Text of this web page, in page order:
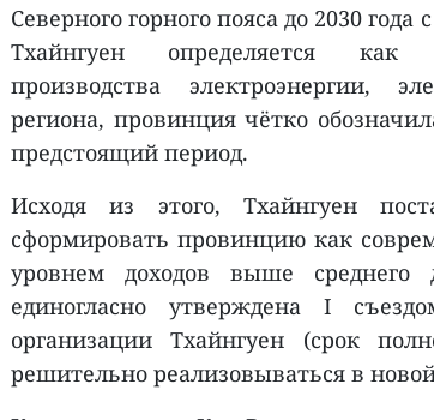
Северного горного пояса до 2030
Тхайнгуен определяется как
производства электроэнергии,
региона, провинция чётко
предстоящий период.
Исходя из этого, Тхайнгуен
сформировать провинцию как
уровнем доходов выше
единогласно утверждена I
организации Тхайнгуен (срок
решительно реализовываться в